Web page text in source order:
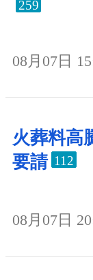
259
08月07日
火葬料高
要請 112
08月07日